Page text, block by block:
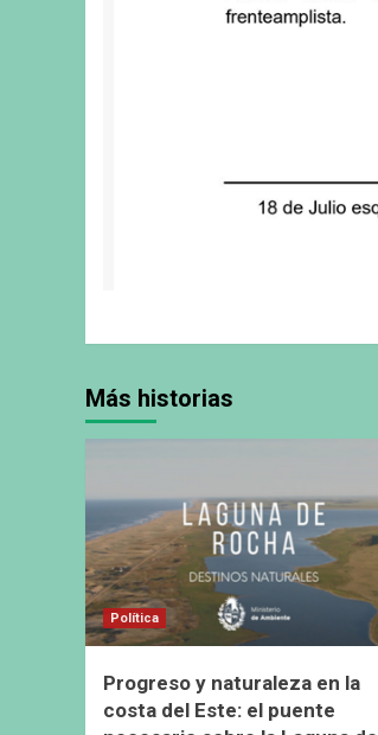
Más historias
Política
Progreso y naturaleza en la
costa del Este: el puente